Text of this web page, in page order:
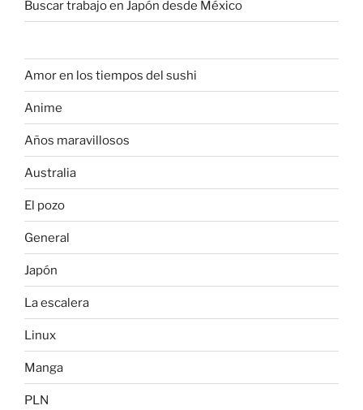
Buscar trabajo en Japón desde México
Amor en los tiempos del sushi
Anime
Años maravillosos
Australia
El pozo
General
Japón
La escalera
Linux
Manga
PLN